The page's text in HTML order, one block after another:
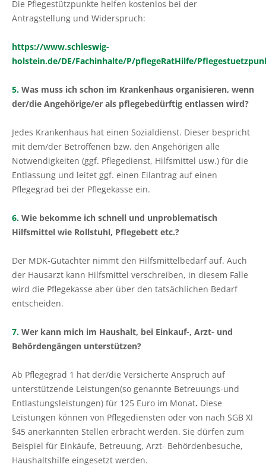
Die Pflegestützpunkte helfen kostenlos bei der
Antragstellung und Widerspruch:
https://www.schleswig-
holstein.de/DE/Fachinhalte/P/pflegeRatHilfe/
5. Was muss ich schon im Krankenhaus organisieren, wenn
der/die Angehörige/er als pflegebedürftig entlassen wird?
Jedes Krankenhaus hat einen Sozialdienst. Dieser bespricht
mit dem/der Betroffenen bzw. den Angehörigen alle
Notwendigkeiten (ggf. Pflegedienst, Hilfsmittel usw.) für die
Entlassung und leitet ggf. einen Eilantrag auf einen
Pflegegrad bei der Pflegekasse ein.
6. Wie bekomme ich schnell und unproblematisch
Hilfsmittel wie Rollstuhl, Pflegebett etc.?
Der MDK-Gutachter nimmt den Hilfsmittelbedarf auf. Auch
der Hausarzt kann Hilfsmittel verschreiben, in diesem Falle
wird die Pflegekasse aber über den tatsächlichen Bedarf
entscheiden.
7. Wer kann mich im Haushalt, bei Einkauf-, Arzt- und
Behördengängen unterstützen?
Ab Pflegegrad 1 hat der/die Versicherte Anspruch auf
unterstützende Leistungen(so genannte Betreuungs-und
Entlastungsleistungen) für 125 Euro im Monat. Diese
Leistungen können von Pflegediensten oder von nach SGB XI
§45 anerkannten Stellen erbracht werden. Sie dürfen zum
Beispiel für Einkäufe, Betreuung, Arzt- Behördenbesuche,
Haushaltshilfe eingesetzt werden.